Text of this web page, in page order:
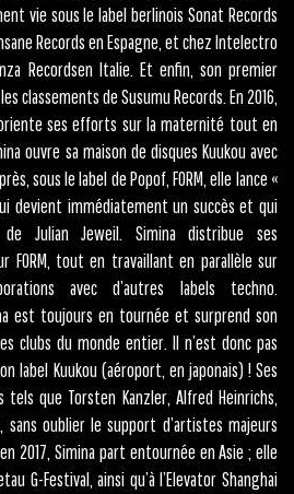
vie sous le label berlinois Sonat Records
Records en Espagne, et chez Intelectro
Recordsen Italie. Et enfin, son premier
classements de Susumu Records. En 2016,
ses efforts sur la maternité tout en
ouvre sa maison de disques Kuukou avec
sous le label de Popof, FORM, elle lance «
devient immédiatement un succès et qui
Julian Jeweil. Simina distribue ses
FORM, tout en travaillant en parallèle sur
avec d’autres labels techno.
est toujours en tournée et surprend son
clubs du monde entier. Il n’est donc pas
label Kuukou (aéroport, en japonais) ! Ses
que Torsten Kanzler, Alfred Heinrichs,
sans oublier le support d’artistes majeurs
2017, Simina part entournée en Asie ; elle
G-Festival, ainsi qu’à l’Elevator Shanghai